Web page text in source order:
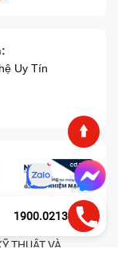
Uy Tín
THUẬT VÀ
1900.0213